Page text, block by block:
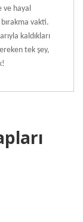
ve hayal
vakti.
kaldıkları
tek şey,